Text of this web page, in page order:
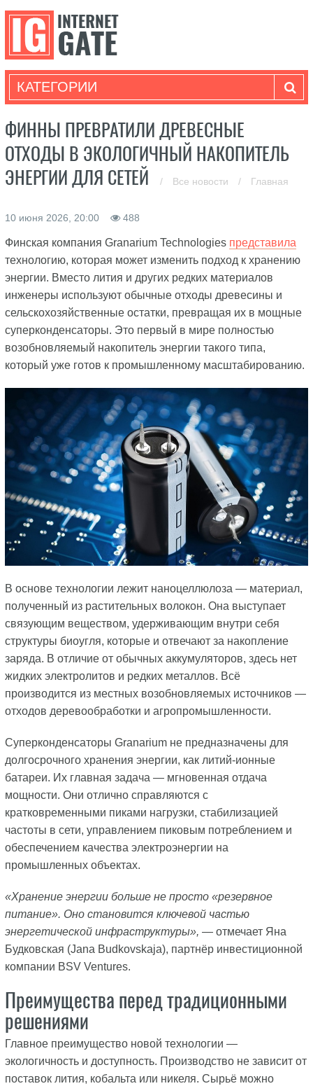
КАТЕГОРИИ
ФИННЫ ПРЕВРАТИЛИ ДРЕВЕСНЫЕ
ОТХОДЫ В ЭКОЛОГИЧНЫЙ НАКОПИТЕЛЬ
ЭНЕРГИИ ДЛЯ СЕТЕЙ
/ Все новости / Главная
10 июня 2026, 20:00 488
Финская компания Granarium Technologies представила
технологию, которая может изменить подход к хранению
энергии. Вместо лития и других редких материалов
инженеры используют обычные отходы древесины и
сельскохозяйственные остатки, превращая их в мощные
суперконденсаторы. Это первый в мире полностью
возобновляемый накопитель энергии такого типа,
который уже готов к промышленному масштабированию.
В основе технологии лежит наноцеллюлоза — материал,
полученный из растительных волокон. Она выступает
связующим веществом, удерживающим внутри себя
структуры биоугля, которые и отвечают за накопление
заряда. В отличие от обычных аккумуляторов, здесь нет
жидких электролитов и редких металлов. Всё
производится из местных возобновляемых источников —
отходов деревообработки и агропромышленности.
Суперконденсаторы Granarium не предназначены для
долгосрочного хранения энергии, как литий-ионные
батареи. Их главная задача — мгновенная отдача
мощности. Они отлично справляются с
кратковременными пиками нагрузки, стабилизацией
частоты в сети, управлением пиковым потреблением и
обеспечением качества электроэнергии на
промышленных объектах.
«Хранение энергии больше не просто «резервное
питание». Оно становится ключевой частью
энергетической инфраструктуры», — отмечает Яна
Будковская (Jana Budkovskaja), партнёр инвестиционной
компании BSV Ventures.
Преимущества перед традиционными
решениями
Главное преимущество новой технологии —
экологичность и доступность. Производство не зависит от
поставок лития, кобальта или никеля. Сырьё можно